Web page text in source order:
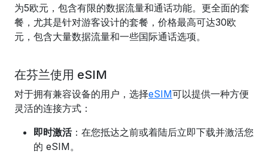
为5欧元，包含有限的数据流量和通话功能。更全面的套
餐，尤其是针对游客设计的套餐，价格最高可达30欧
元，包含大量数据流量和一些国际通话选项。
在芬兰使用 eSIM
对于拥有兼容设备的用户，选择eSIM可以提供一种方便
灵活的连接方式：
即时激活：在您抵达之前或着陆后立即下载并激活您
的 eSIM。